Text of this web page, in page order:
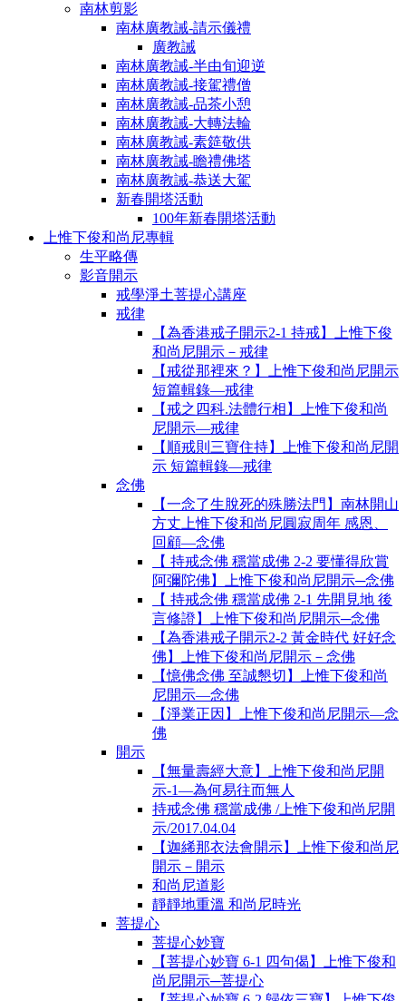
南林剪影
南林廣教誡-請示儀禮
廣教誡
南林廣教誡-半由旬迎逆
南林廣教誡-接駕禮僧
南林廣教誡-品茶小憩
南林廣教誡-大轉法輪
南林廣教誡-素筵敬供
南林廣教誡-瞻禮佛塔
南林廣教誡-恭送大駕
新春開塔活動
100年新春開塔活動
上惟下俊和尚尼專輯
生平略傳
影音開示
戒學淨土菩提心講座
戒律
【為香港戒子開示2-1 持戒】上惟下俊
和尚尼開示－戒律
【戒從那裡來？】上惟下俊和尚尼開示
短篇輯錄—戒律
【戒之四科.法體行相】上惟下俊和尚
尼開示—戒律
【順戒則三寶住持】上惟下俊和尚尼開
示 短篇輯錄—戒律
念佛
【一念了生脫死的殊勝法門】南林開山
方丈上惟下俊和尚尼圓寂周年 感恩、
回顧—念佛
【 持戒念佛 穩當成佛 2-2 要懂得欣賞
阿彌陀佛】上惟下俊和尚尼開示─念佛
【 持戒念佛 穩當成佛 2-1 先開見地 後
言修證】上惟下俊和尚尼開示─念佛
【為香港戒子開示2-2 黃金時代 好好念
佛】上惟下俊和尚尼開示－念佛
【憶佛念佛 至誠懇切】上惟下俊和尚
尼開示—念佛
【淨業正因】上惟下俊和尚尼開示—念
佛
開示
【無量壽經大意】上惟下俊和尚尼開
示-1―為何易往而無人
持戒念佛 穩當成佛 /上惟下俊和尚尼開
示/2017.04.04
【迦絺那衣法會開示】上惟下俊和尚尼
開示－開示
和尚尼道影
靜靜地重溫 和尚尼時光
菩提心
菩提心妙寶
【菩提心妙寶 6-1 四句偈】上惟下俊和
尚尼開示─菩提心